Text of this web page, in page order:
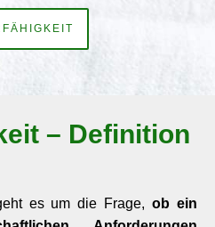
– Definition
es um die Frage,ob ein